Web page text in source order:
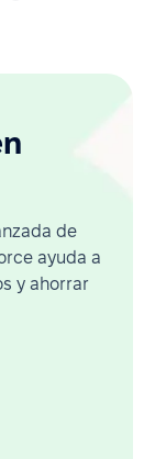
de
ayuda a
y ahorrar